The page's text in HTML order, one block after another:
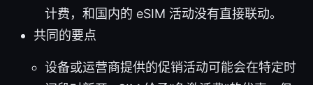
计费，和国内的 eSIM 活动没有直接联动。
共同的要点
设备或运营商提供的促销活动可能会在特定时